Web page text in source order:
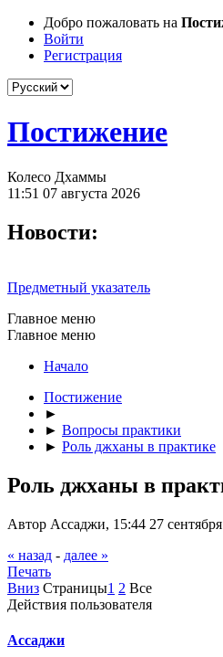
Добро пожаловать на
Войти
Регистрация
Постижение
Колесо Дхаммы
11:51 07 августа 2026
Новости:
Предметный указатель
Главное меню
Главное меню
Начало
Постижение
►
► Вопросы практики
► Роль джханы в практике
Роль джханы в
Автор Ассаджи, 15:44 27
« назад - далее »
Печать
Вниз Страницы1 2 Все
Действия пользователя
Ассаджи